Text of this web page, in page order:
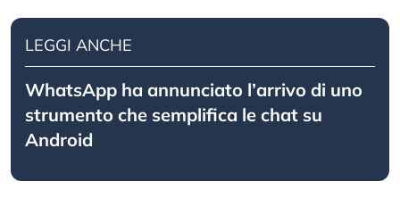
LEGGI ANCHE
WhatsApp ha annunciato l’arrivo di uno
strumento che semplifica le chat su
Android